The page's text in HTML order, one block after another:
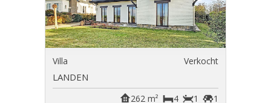
Villa Verkocht
LANDEN
1
1
4
262 m²